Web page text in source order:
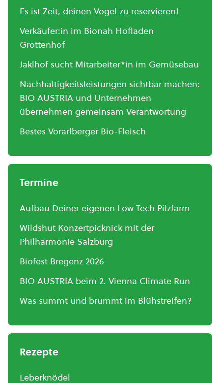
Es ist Zeit, deinen Vogel zu reservieren!
Verkäufer:in im Bionah Hofladen
Grottenhof
Jaklhof sucht Mitarbeiter*in im Gemüsebau
Nachhaltigkeitsleistungen sichtbar machen:
BIO AUSTRIA und Unternehmen
übernehmen gemeinsam Verantwortung
Bestes Vorarlberger Bio-Fleisch
Termine
Aufbau Deiner eigenen Low Tech Pilzfarm
Wildshut Konzertpicknick mit der
Philharmonie Salzburg
Biofest Bregenz 2026
BIO AUSTRIA beim 2. Vienna Climate Run
Was summt und brummt im Blühstreifen?
Rezepte
Leberknödel